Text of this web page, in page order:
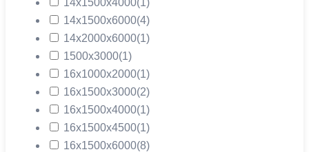
14х1500х6000(4)
14х2000х6000(1)
1500х3000(1)
16х1000х2000(1)
16х1500х3000(2)
16х1500х4000(1)
16х1500х4500(1)
16х1500х6000(8)